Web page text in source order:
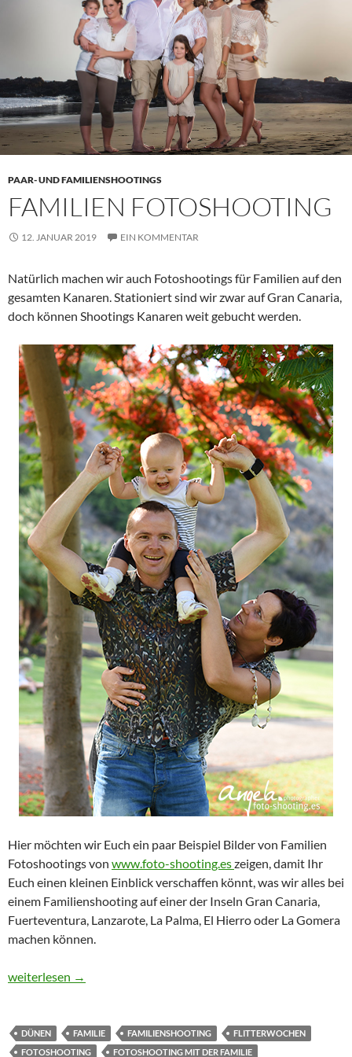
PAAR- UND FAMILIENSHOOTINGS
FAMILIEN FOTOSHOOTING
12. JANUAR 2019 EIN KOMMENTAR
Natürlich machen wir auch Fotoshootings für Familien auf den
gesamten Kanaren. Stationiert sind wir zwar auf Gran Canaria,
doch können Shootings Kanaren weit gebucht werden.
Hier möchten wir Euch ein paar Beispiel Bilder von Familien
Fotoshootings von www.foto-shooting.eszeigen, damit Ihr
Euch einen kleinen Einblick verschaffen könnt, was wir alles bei
einem Familienshooting auf einer der Inseln Gran Canaria,
Fuerteventura, Lanzarote, La Palma, El Hierro oder La Gomera
machen können.
Familien Fotoshooting
weiterlesen →
DÜNEN FAMILIE FAMILIENSHOOTING
FLITTERWOCHEN
FOTOSHOOTING
FOTOSHOOTING MIT DER FAMILIE